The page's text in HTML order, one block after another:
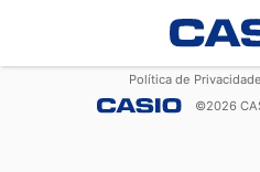
Política de Privacidade
©2026